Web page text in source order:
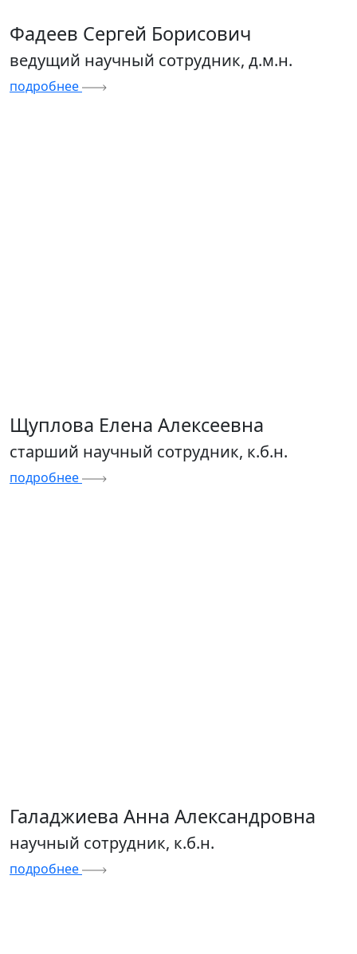
Фадеев Сергей Борисович
ведущий научный сотрудник, д.м.н.
подробнее
Щуплова Елена Алексеевна
старший научный сотрудник, к.б.н.
подробнее
Галаджиева Анна Александровна
научный сотрудник, к.б.н.
подробнее